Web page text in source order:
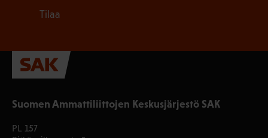
Suomen Ammattiliittojen Keskusjärjestö SAK
PL 157
Tilaa